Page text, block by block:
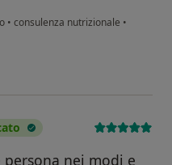
• consulenza nutrizionale •
nei modi e